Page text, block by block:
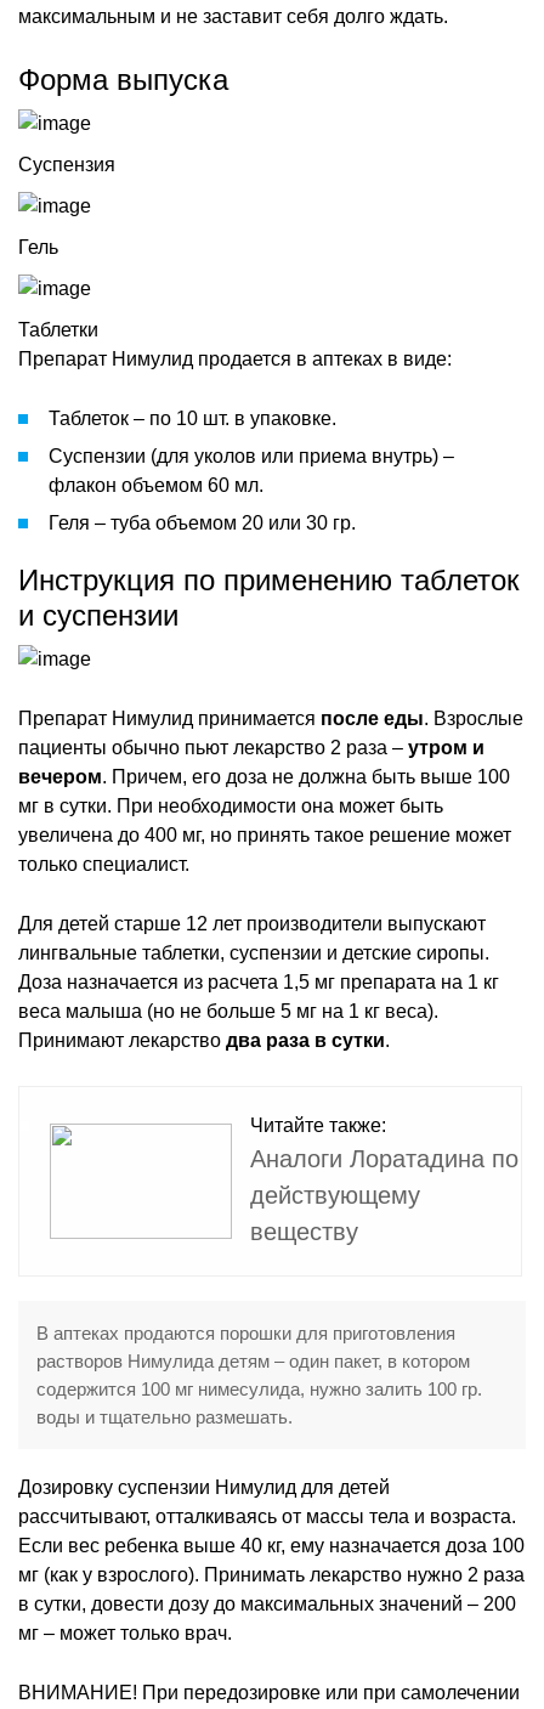
максимальным и не заставит себя долго ждать.
Форма выпуска
Суспензия
Гель
Таблетки
Препарат Нимулид продается в аптеках в виде:
Таблеток – по 10 шт. в упаковке.
Суспензии (для уколов или приема внутрь) –
флакон объемом 60 мл.
Геля – туба объемом 20 или 30 гр.
Инструкция по применению таблеток
и суспензии
Препарат Нимулид принимается после еды. Взрослые
пациенты обычно пьют лекарство 2 раза – утром и
вечером. Причем, его доза не должна быть выше 100
мг в сутки. При необходимости она может быть
увеличена до 400 мг, но принять такое решение может
только специалист.
Для детей старше 12 лет производители выпускают
лингвальные таблетки, суспензии и детские сиропы.
Доза назначается из расчета 1,5 мг препарата на 1 кг
веса малыша (но не больше 5 мг на 1 кг веса).
Принимают лекарство два раза в сутки.
Читайте также:
Аналоги Лоратадина по
действующему
веществу
В аптеках продаются порошки для приготовления
растворов Нимулида детям – один пакет, в котором
содержится 100 мг нимесулида, нужно залить 100 гр.
воды и тщательно размешать.
Дозировку суспензии Нимулид для детей
рассчитывают, отталкиваясь от массы тела и возраста.
Если вес ребенка выше 40 кг, ему назначается доза 100
мг (как у взрослого). Принимать лекарство нужно 2 раза
в сутки, довести дозу до максимальных значений – 200
мг – может только врач.
ВНИМАНИЕ! При передозировке или при самолечении